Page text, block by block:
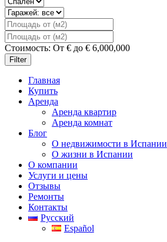
Стоимость: От € до € 6,000,000
Filter
Главная
Купить
Аренда
Аренда квартир
Аренда комнат
Блог
О недвижимости в Испании
О жизни в Испании
О компании
Услуги и цены
Отзывы
Ремонты
Контакты
Русский
Español